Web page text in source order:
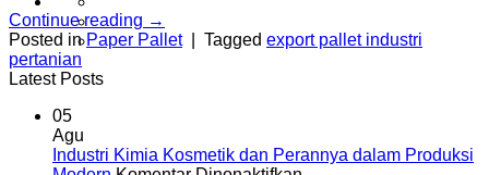
Continue reading →
Posted inPaper Pallet Tagged export pallet industri
pertanian
Latest Posts
05
Agu
Industri Kimia Kosmetik dan Perannya dalam Produksi